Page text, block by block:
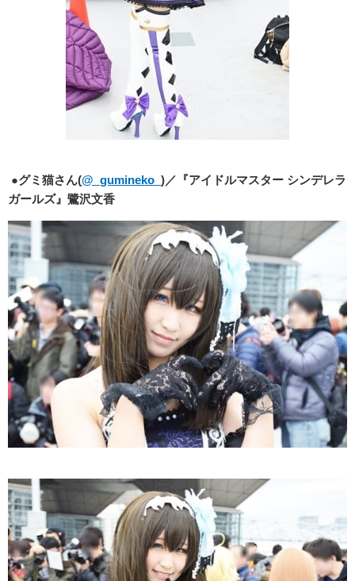
●グミ猫さん(@ _gumineko_ )／『アイドルマスター シンデレラ
ガールズ』鷺沢文香